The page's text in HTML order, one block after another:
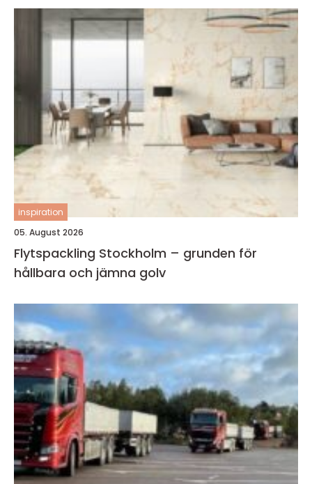
inspiration
05. August 2026
Flytspackling Stockholm – grunden för
hållbara och jämna golv